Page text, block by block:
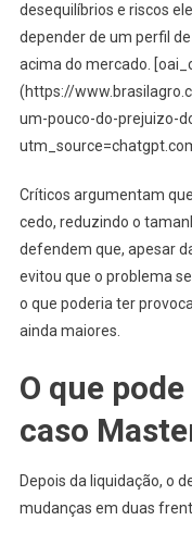
desequilíbrios e riscos
depender de um perfil
acima do mercado.
(https://
um-pouco-do-prejuizo-
Críticos argumentam
cedo, reduzindo o
defendem que, apesar
evitou que o problema
o que poderia ter
ainda maiores.
O que
caso
Depois da liquidação, o
mudanças em duas